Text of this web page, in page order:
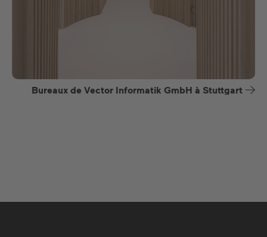
Bureaux de Vector Informatik GmbH à Stuttgart